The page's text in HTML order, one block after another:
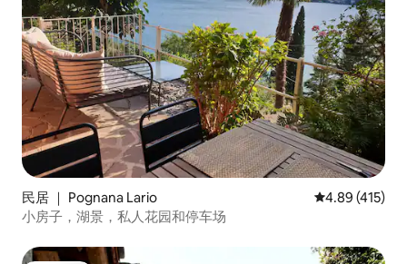
民居 ｜ Pognana Lario 平均评分 4.89
4.89 (415)
小房子，湖景，私人花园和停车场